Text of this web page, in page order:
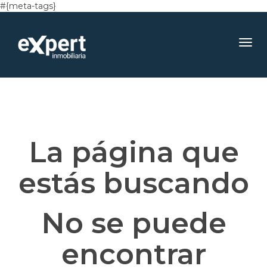
#{meta-tags}
La página que
estás buscando
No se puede
encontrar